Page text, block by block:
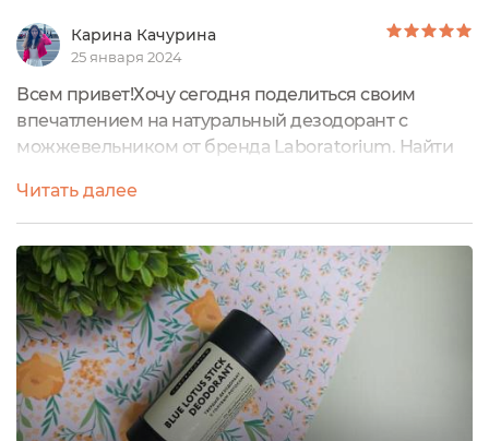
Карина Качурина
25 января 2024
Всем привет!Хочу сегодня поделиться своим
впечатлением на натуральный дезодорант с
можжевельником от бренда Laboratorium. Найти
проблематично, да еще чтобы и выполнял свою
функцию.ОБЩАЯ ИНФОРМАЦИЯ: Полное
название - Дезодорант твёрдый с эфирным
маслом можжевельникаБренд
- LaboratoriumОбъём - 90 граммЦена - 880 рублей
на официальном сайте брендаВНЕШНИЙ ВИД:...
Читать далее